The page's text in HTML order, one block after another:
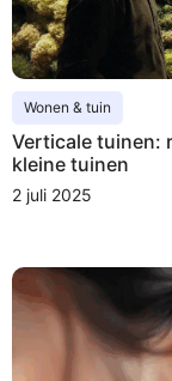
Wonen & tuin
Verticale tuinen:
kleine tuinen
2 juli 2025